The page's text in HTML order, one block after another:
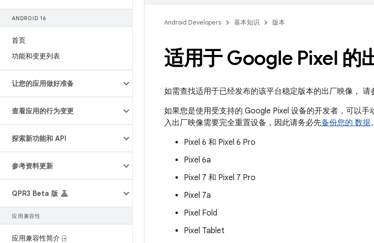
ANDROID 16
首页
功能和变更列表
让您的应用做好准备
查看应用的行为变更
探索新功能和 API
参考资料更新
QPR3 Beta 版
应用兼容性
应用兼容性简介 ⍈
Android Developers 基本知识 版本
适用于 Google Pixel 的
如需查找适用于已经发布的该平台稳定版本的出厂映像， 请
如果您是使用受支持的 Google Pixel 设备的开发者，可以
入出厂映像需要完全重置设备，因此请务必先备份您的 数据
Pixel 6 和 Pixel 6 Pro
Pixel 6a
Pixel 7 和 Pixel 7 Pro
Pixel 7a
Pixel Fold
Pixel Tablet